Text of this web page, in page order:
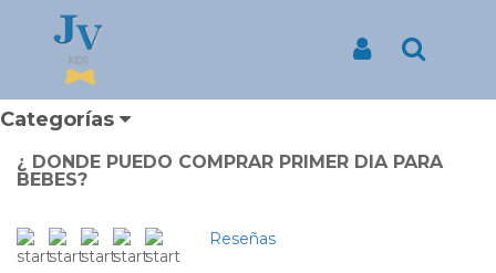
Categorías
Productos
PRIMER DIA PARA NIÑO COLOR BLANCO CON CELESTE
PRIMER DIA PARA NIÑO
COLOR BLANCO CON
CELESTE
¿ DONDE PUEDO COMPRAR PRIMER DIA PARA
BEBES?
Reseñas